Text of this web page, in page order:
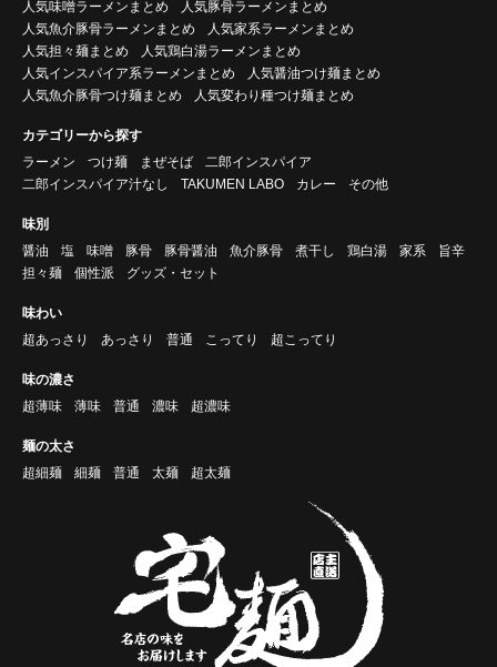
人気味噌ラーメンまとめ
人気豚骨ラーメンまとめ
人気魚介豚骨ラーメンまとめ
人気家系ラーメンまとめ
人気担々麺まとめ
人気鶏白湯ラーメンまとめ
人気インスパイア系ラーメンまとめ
人気醤油つけ麺まとめ
人気魚介豚骨つけ麺まとめ
人気変わり種つけ麺まとめ
カテゴリーから探す
ラーメン
つけ麺 まぜそば
二郎インスパイア
二郎インスパイア汁なし
TAKUMEN LABO カレー その他
味別
醤油
塩 味噌 豚骨 豚骨醤油 魚介豚骨 煮干し 鶏白湯 家系
旨辛
担々麺
個性派 グッズ・セット
味わい
超あっさり
あっさり 普通 こってり 超こってり
味の濃さ
超薄味
薄味 普通 濃味 超濃味
麺の太さ
超細麺
細麺 普通 太麺 超太麺